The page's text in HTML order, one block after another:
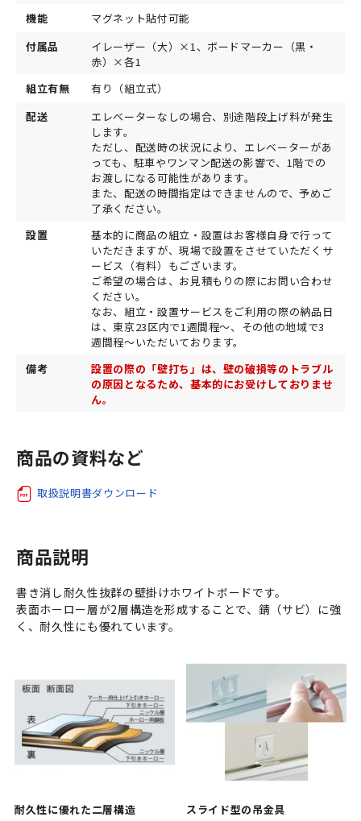
機能
マグネット貼付可能
付属品
イレーザー（大）×1、ボードマーカー（黒・
赤）×各1
組立有無
有り（組立式）
配送
エレベーターなしの場合、別途階段上げ料が発生
します。
ただし、配送時の状況により、エレベーターがあ
っても、駐車やワンマン配送の影響で、1階での
お渡しになる可能性があります。
また、配送の時間指定はできませんので、予めご
了承ください。
設置
基本的に商品の組立・設置はお客様自身で行って
いただきますが、現場で設置をさせていただくサ
ービス（有料）もございます。
ご希望の場合は、お見積もりの際にお問い合わせ
ください。
なお、組立・設置サービスをご利用の際の納品日
は、東京23区内で1週間程～、その他の地域で3
週間程～いただいております。
備考
設置の際の「壁打ち」は、壁の破損等のトラブル
の原因となるため、基本的にお受けしておりませ
ん。
商品の資料など
取扱説明書ダウンロード
商品説明
書き消し耐久性抜群の壁掛けホワイトボードです。
表面ホーロー層が2層構造を形成することで、錆（サビ）に強
く、耐久性にも優れています。
耐久性に優れた二層構造
スライド型の吊金具